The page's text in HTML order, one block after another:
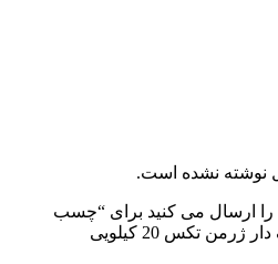
نوشته نشده است.
را ارسال می کنید برای “چسب
کاشی پودری خاکستری الیاف دار ژرمن تکس 20 کیلویی